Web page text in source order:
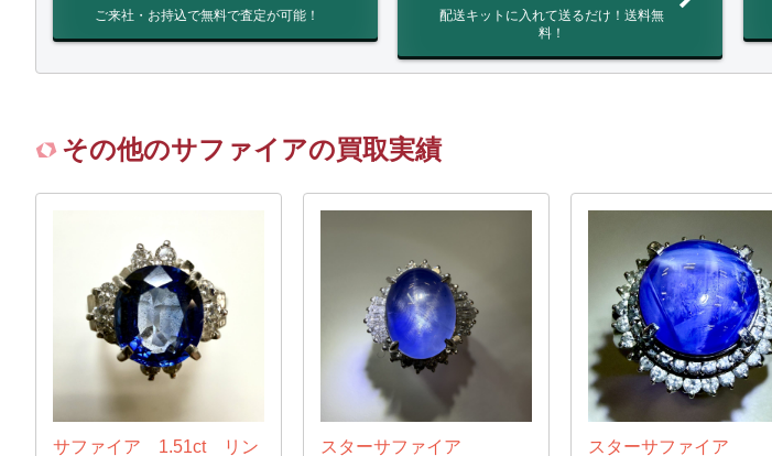
ご来社・お持込で無料で査定が可能！
配送キットに入れて送るだけ！送料無
料！
その他のサファイアの買取実績
サファイア 1.51ct リン
スターサファイア
スターサファイア